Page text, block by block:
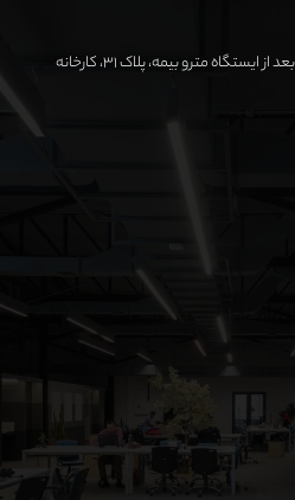
تهران، میدان آزادی، اتوبان لشگری، بعد از ایستگاه مترو بیمه، پلاک ۳۱، کارخانه